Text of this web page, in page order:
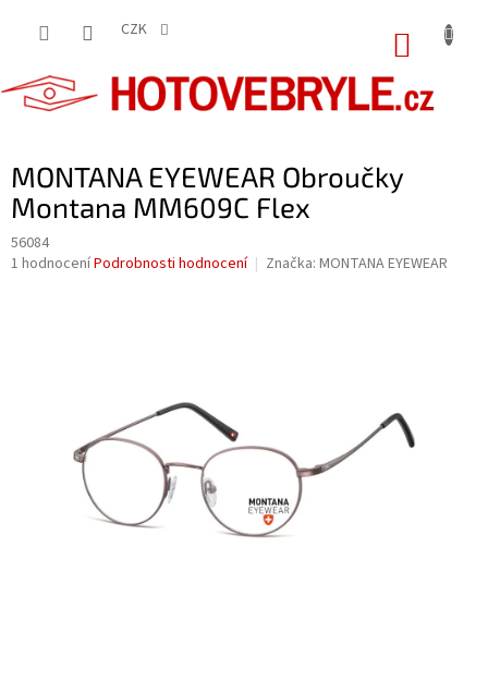
CZK
MONTANA EYEWEAR Obroučky
Montana MM609C Flex
56084
Průměrné
1 hodnoceníPodrobnosti hodnocení Značka: MONTANA EYEWEAR